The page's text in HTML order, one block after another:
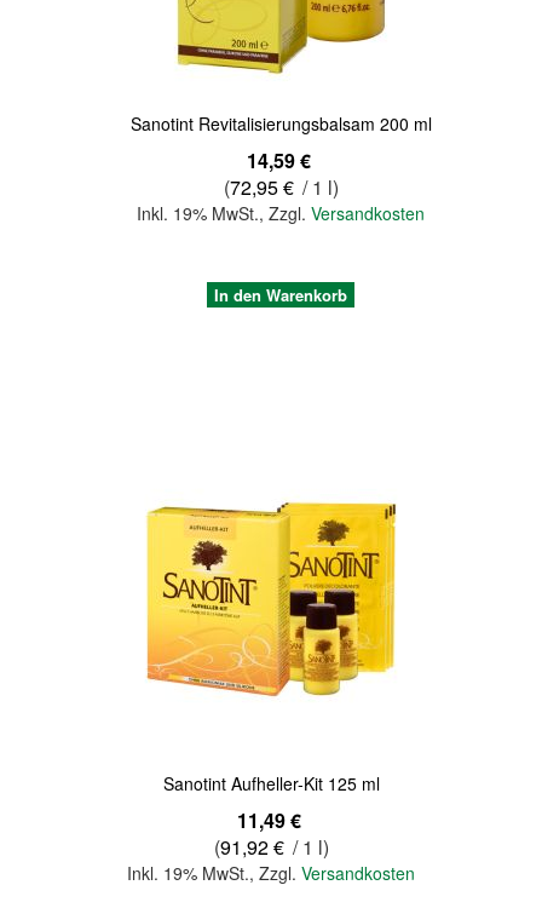
Sanotint Revitalisierungsbalsam 200 ml
14,59 €
(72,95 € / 1 l)
Inkl. 19% MwSt.,Zzgl.Versandkosten
In den Warenkorb
Sanotint Aufheller-Kit 125 ml
11,49 €
(91,92 € / 1 l)
Inkl. 19% MwSt., Zzgl. Versandkosten